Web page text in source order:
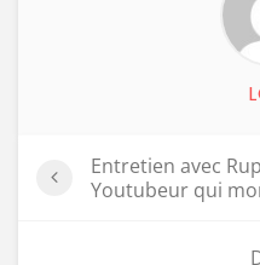
Entretien avec
Youtubeur qui